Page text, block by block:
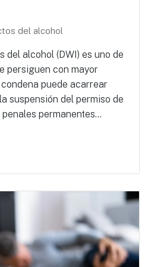
del alcohol
alcohol (DWI) es uno de
persiguen con mayor
puede acarrear
suspensión del permiso de
permanentes...